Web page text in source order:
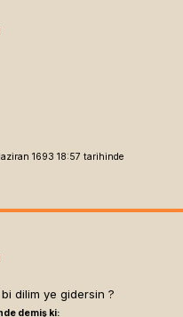
1693 18:57 tarihinde
dilim ye gidersin ?
demiş ki: